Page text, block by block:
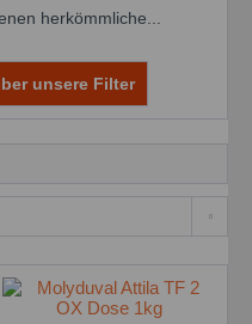
herkömmliche...
unsere Filter